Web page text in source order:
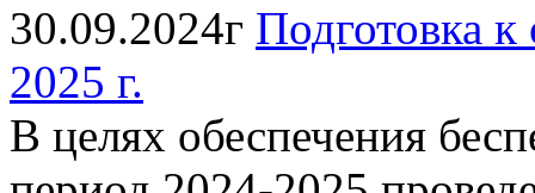
30.09.2024г Подготовка
2025 г.
В целях обеспечения